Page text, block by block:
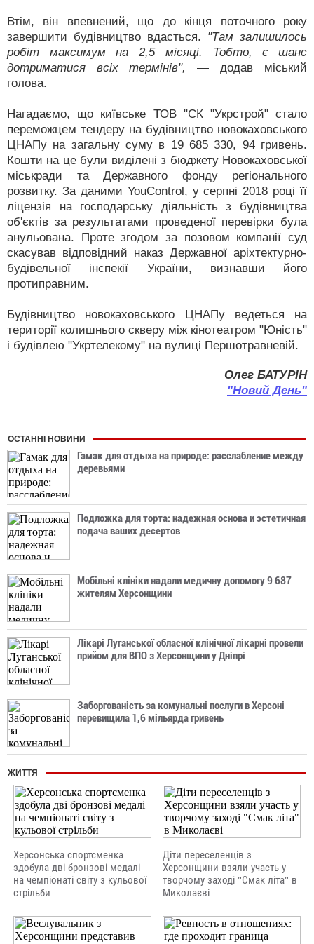
Втім, він впевнений, що до кінця поточного року
завершити будівництво вдасться. "Там залишилось
робіт максимум на 2,5 місяці. Тобто, є шанс
дотриматися всіх термінів",
— додав міський
голова.
Нагадаємо, що київське ТОВ "СК "Укрстрой" стало
переможцем тендеру на будівництво новокаховського
ЦНАПу на загальну суму в 19 685 330, 94 гривень.
Кошти на це були виділені з бюджету Новокаховської
міськради та Державного фонду регіонального
розвитку. За даними YouControl, у серпні 2018 році її
ліцензія на господарську діяльність з будівництва
об'єктів за результатами проведеної перевірки була
анульована. Проте згодом за позовом компанії суд
скасував відповідний наказ Державної аріхтектурно-
будівельної інспекії України, визнавши його
протиправним.
Будівництво новокаховського ЦНАПу ведеться на
території колишнього скверу між кінотеатром "Юність"
і будівлею "Укртелекому" на вулиці Першотравневій.
Олег БАТУРІН
"Новий День"
ОСТАННІ НОВИНИ
Гамак для отдыха на природе: расслабление между
деревьями
Подложка для торта: надежная основа и эстетичная
подача ваших десертов
Мобільні клініки надали медичну допомогу 9 687
жителям Херсонщини
Лікарі Луганської обласної клінічної лікарні провели
прийом для ВПО з Херсонщини у Дніпрі
Заборгованість за комунальні послуги в Херсоні
перевищила 1,6 мільярда гривень
ЖИТТЯ
Херсонська спортсменка
здобула дві бронзові медалі
на чемпіонаті світу з кульової
стрільби
Діти переселенців з
Херсонщини взяли участь у
творчому заході "Смак літа" в
Миколаєві